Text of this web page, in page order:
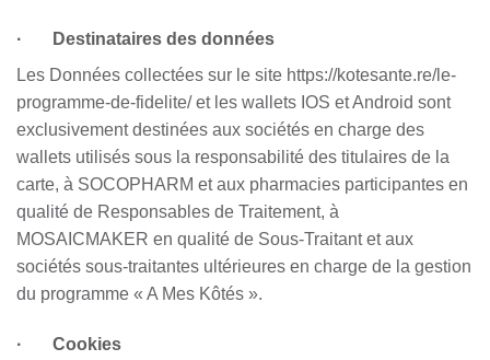
· Destinataires des données
Les Données collectées sur le site https://kotesante.re/le-
programme-de-fidelite/ et les wallets IOS et Android sont
exclusivement destinées aux sociétés en charge des
wallets utilisés sous la responsabilité des titulaires de la
carte, à SOCOPHARM et aux pharmacies participantes en
qualité de Responsables de Traitement, à
MOSAICMAKER en qualité de Sous-Traitant et aux
sociétés sous-traitantes ultérieures en charge de la gestion
du programme « A Mes Kôtés ».
· Cookies